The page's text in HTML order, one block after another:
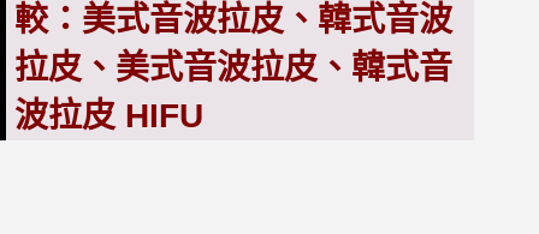
較：美式音波拉皮、韓式音波
拉皮、美式音波拉皮、韓式音
波拉皮 HIFU